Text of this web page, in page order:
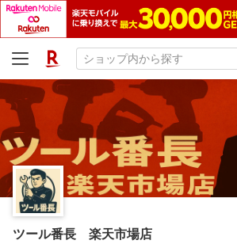
ツール番長 楽天市場店